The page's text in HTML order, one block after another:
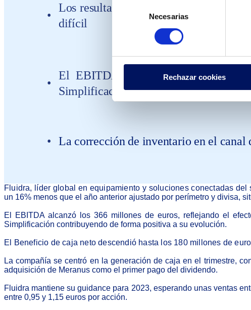
consentimiento
Necesarias
Rechazar cookies
Los resultados están dentro de lo
difícil
El EBITDA alcanzó los 366
Simplificación
La corrección de inventario en el
Fluidra, líder global en equipamiento y soluciones conectadas
un 16% menos que el año anterior ajustado por perímetro y divisa,
El EBITDA alcanzó los 366 millones de euros, reflejando el
Simplificación contribuyendo de forma positiva a su evolución.
El Beneficio de caja neto descendió hasta los 180 millones de
La compañía se centró en la generación de caja en el trimestre,
adquisición de Meranus como el primer pago del dividendo.
Fluidra mantiene su guidance para 2023, esperando unas ventas
entre 0,95 y 1,15 euros por acción.